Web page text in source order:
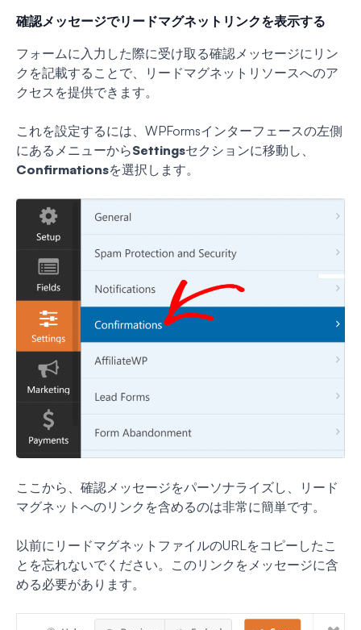
確認メッセージでリードマグネットリンクを表示する
フォームに入力した際に受け取る確認メッセージにリン
クを記載することで、リードマグネットリソースへのア
クセスを提供できます。
これを設定するには、WPFormsインターフェースの左側
にあるメニューからSettingsセクションに移動し、
Confirmationsを選択します。
ここから、確認メッセージをパーソナライズし、リード
マグネットへのリンクを含めるのは非常に簡単です。
以前にリードマグネットファイルのURLをコピーしたこ
とを忘れないでください。このリンクをメッセージに含
める必要があります。